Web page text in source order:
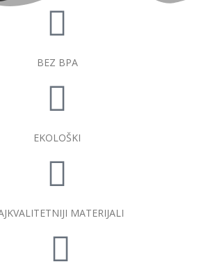
BEZ BPA
EKOLOŠKI
MATERIJALI